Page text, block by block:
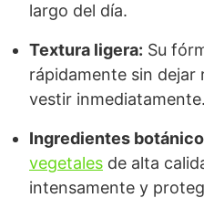
largo del día.
Textura ligera: Su
rápidamente sin dejar
vestir inmediatamente.
Ingredientes
vegetales de alta
intensamente y